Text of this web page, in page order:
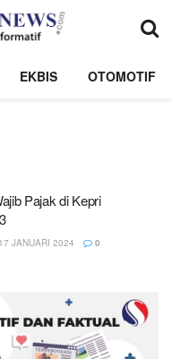
EKBIS OTOMOTIF
Pajak di Kepri
17 JANUARI 2024 0